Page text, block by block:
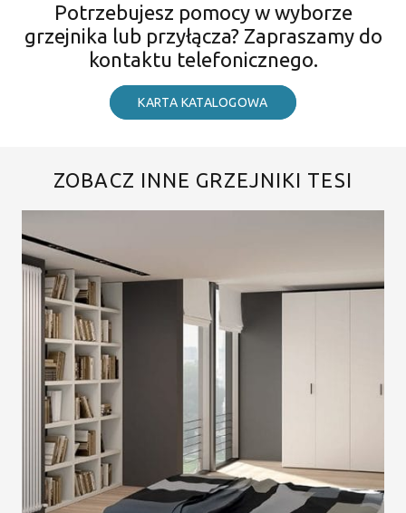
Potrzebujesz pomocy w wyborze
grzejnika lub przyłącza? Zapraszamy do
kontaktu telefonicznego.
KARTA KATALOGOWA
ZOBACZ INNE GRZEJNIKI TESI